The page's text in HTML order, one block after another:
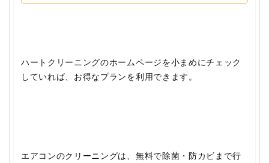
ハートクリーニングのホームページを小まめにチェック
していれば、お得なプランを利用できます。
エアコンのクリーニングは、無料で除菌・防カビまで行